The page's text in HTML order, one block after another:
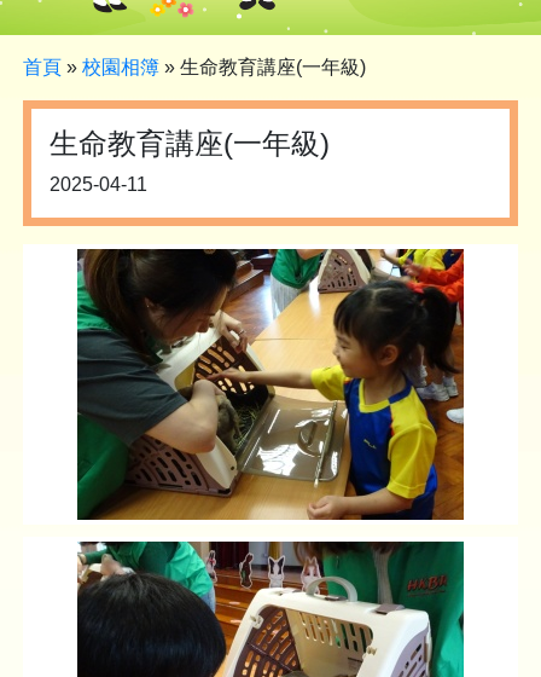
首頁 » 校園相簿 » 生命教育講座(一年級)
生命教育講座(一年級)
2025-04-11